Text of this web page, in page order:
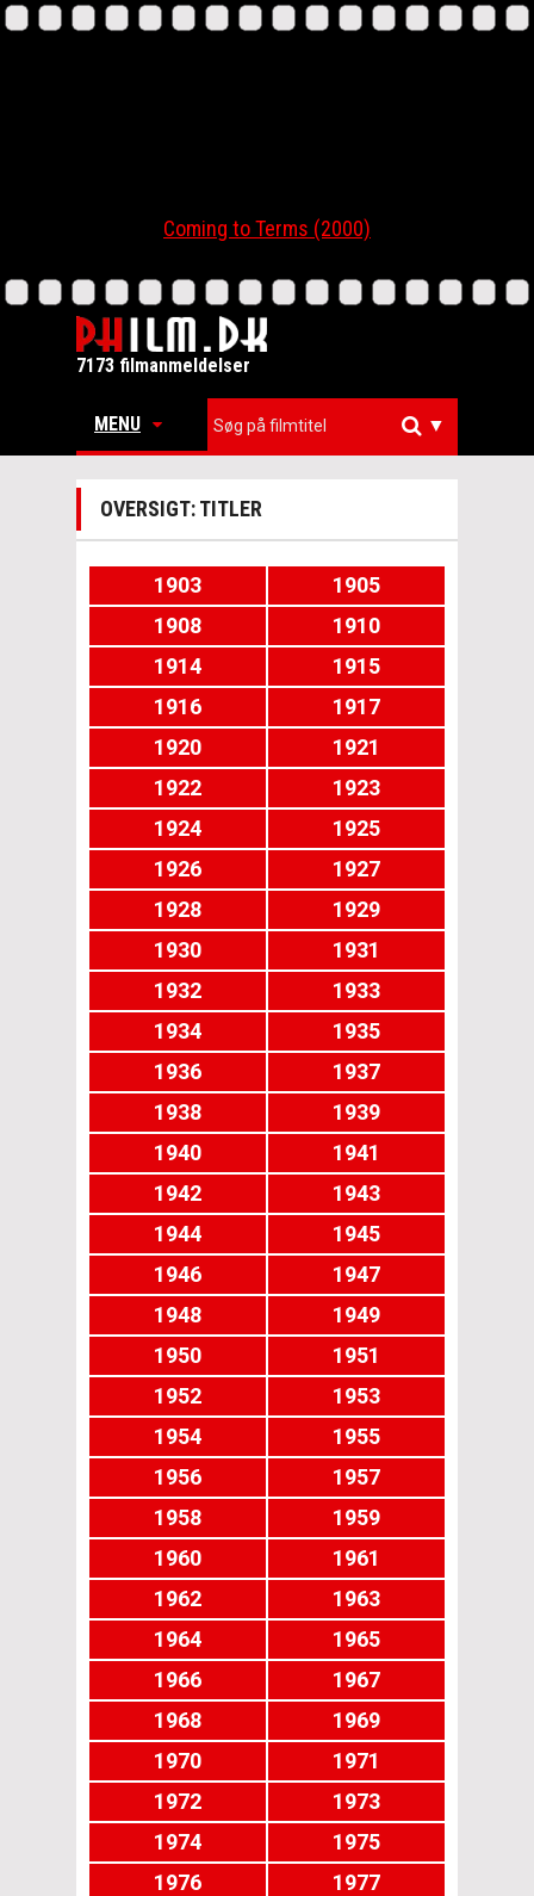
Coming to Terms (2000)
7173 filmanmeldelser
MENU ▼
OVERSIGT: TITLER
1903
1905
1908
1910
1914
1915
1916
1917
1920
1921
1922
1923
1924
1925
1926
1927
1928
1929
1930
1931
1932
1933
1934
1935
1936
1937
1938
1939
1940
1941
1942
1943
1944
1945
1946
1947
1948
1949
1950
1951
1952
1953
1954
1955
1956
1957
1958
1959
1960
1961
1962
1963
1964
1965
1966
1967
1968
1969
1970
1971
1972
1973
1974
1975
1976
1977